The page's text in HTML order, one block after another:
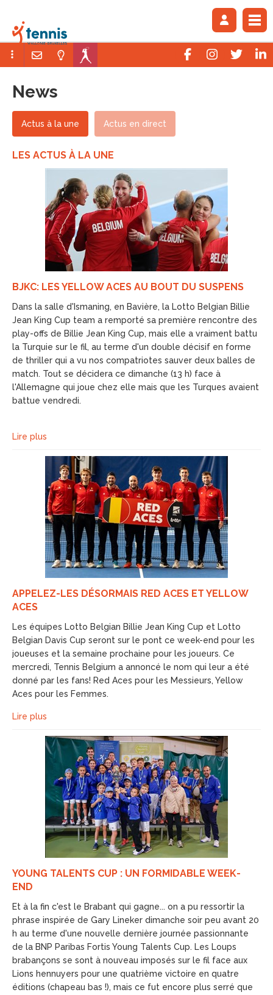
News
Actus à la une Actus en direct
LES ACTUS À LA UNE
BJKC: LES YELLOW ACES AU BOUT DU SUSPENS
Dans la salle d'Ismaning, en Bavière, la Lotto Belgian Billie
Jean King Cup team a remporté sa première rencontre des
play-offs de Billie Jean King Cup, mais elle a vraiment battu
la Turquie sur le fil, au terme d'un double décisif en forme
de thriller qui a vu nos compatriotes sauver deux balles de
match. Tout se décidera ce dimanche (13 h) face à
l'Allemagne qui joue chez elle mais que les Turques avaient
battue vendredi.
Lire plus
APPELEZ-LES DÉSORMAIS RED ACES ET YELLOW
ACES
Les équipes Lotto Belgian Billie Jean King Cup et Lotto
Belgian Davis Cup seront sur le pont ce week-end pour les
joueuses et la semaine prochaine pour les joueurs. Ce
mercredi, Tennis Belgium a annoncé le nom qui leur a été
donné par les fans! Red Aces pour les Messieurs, Yellow
Aces pour les Femmes.
Lire plus
YOUNG TALENTS CUP : UN FORMIDABLE WEEK-
END
Et à la fin c'est le Brabant qui gagne... on a pu ressortir la
phrase inspirée de Gary Lineker dimanche soir peu avant 20
h au terme d'une nouvelle dernière journée passionnante
de la BNP Paribas Fortis Young Talents Cup. Les Loups
brabançons se sont à nouveau imposés sur le fil face aux
Lions hennuyers pour une quatrième victoire en quatre
éditions (chapeau bas !), mais ce fut encore plus serré que